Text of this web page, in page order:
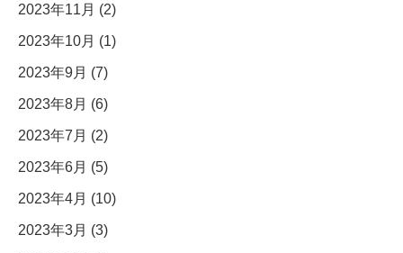
2023年11月 (2)
2023年10月 (1)
2023年9月 (7)
2023年8月 (6)
2023年7月 (2)
2023年6月 (5)
2023年4月 (10)
2023年3月 (3)